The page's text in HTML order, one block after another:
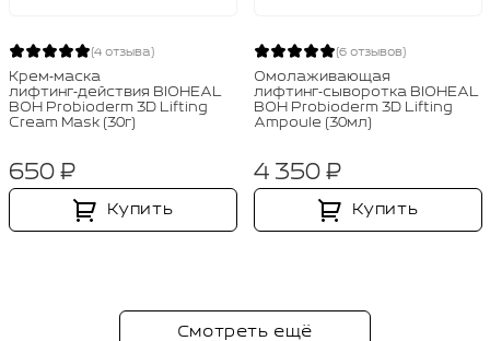
(4 отзыва)
Крем‑маска
лифтинг‑действия BIOHEAL
BOH Probioderm 3D Lifting
Cream Mask (30г)
650 ₽
Купить
(6 отзывов)
Омолаживающая
лифтинг‑сыворотка BIOHEAL
BOH Probioderm 3D Lifting
Ampoule (30мл)
4 350 ₽
Купить
Смотреть ещё